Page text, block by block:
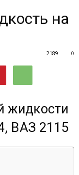
на
0
2189
жидкости
ВАЗ 2115